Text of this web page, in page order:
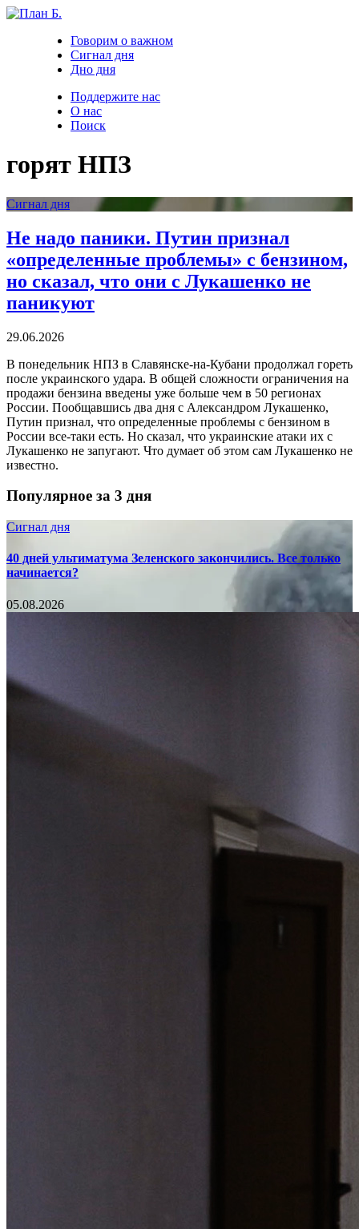
Говорим о важном
Сигнал дня
Дно дня
Поддержите нас
О нас
Поиск
горят НПЗ
Сигнал дня
Не надо паники. Путин признал
«определенные проблемы» с бензином,
но сказал, что они с Лукашенко не
паникуют
29.06.2026
В понедельник НПЗ в Славянске-на-Кубани продолжал гореть
после украинского удара. В общей сложности ограничения на
продажи бензина введены уже больше чем в 50 регионах
России. Пообщавшись два дня с Александром Лукашенко,
Путин признал, что определенные проблемы с бензином в
России все-таки есть. Но сказал, что украинские атаки их с
Лукашенко не запугают. Что думает об этом сам Лукашенко не
известно.
Популярное за 3 дня
Сигнал дня
40 дней ультиматума Зеленского закончились. Все только
начинается?
05.08.2026